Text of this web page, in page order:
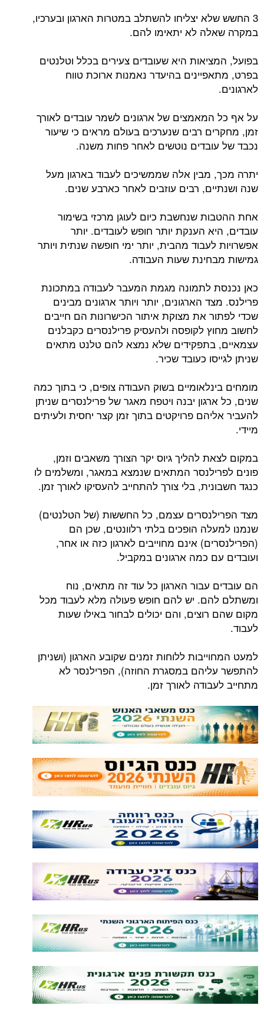
3 החשש שלא יצליחו להשתלב במטרות הארגון ובערכיו,
במקרה שאלה לא יתאימו להם.
בפועל, המציאות היא שעובדים צעירים בכלל וטלנטים
בפרט, מתאפיינים בהיעדר נאמנות ארוכת טווח
לארגונים.
על אף כל המאמצים של ארגונים לשמר עובדים לאורך
זמן, מחקרים רבים שנערכים בעולם מראים כי שיעור
נכבד של עובדים נוטשים לאחר פחות משנה.
יתרה מכך, מבין אלה שממשיכים לעבוד בארגון מעל
שנה ושנתיים, רבים עוזבים לאחר כארבע שנים.
אחת ההטבות שנחשבת כיום לעוגן מרכזי בשימור
עובדים, היא הענקת יותר חופש לעובדים. יותר
אפשרויות לעבוד מהבית, יותר ימי חופשה שנתית ויותר
גמישות מבחינת שעות העבודה.
כאן נכנסת לתמונה מגמת המעבר לעבודה במתכונת
פרילנס. מצד הארגונים, יותר ויותר ארגונים מבינים
שכדי לפתור את מצוקת איתור הכישרונות הם חייבים
לחשוב מחוץ לקופסה ולהעסיק פרילנסרים כקבלנים
עצמאיים, בתפקידים שלא נמצא להם טלנט מתאים
שניתן לגייסו כעובד שכיר.
מומחים בינלאומיים בשוק העבודה צופים, כי בתוך כמה
שנים, כל ארגון יבנה ויטפח מאגר של פרילנסרים שניתן
להעביר אליהם פרויקטים בתוך זמן קצר יחסית ולעיתים
מיידי.
במקום לצאת להליך גיוס יקר הצורך משאבים וזמן,
פונים לפרילנסר המתאים שנמצא במאגר, ומשלמים לו
כנגד חשבונית, בלי צורך להתחייב להעסיקו לאורך זמן.
מצד הפרילנסרים עצמם, כל החששות (של הטלנטים)
שנמנו למעלה הופכים בלתי רלוונטים, שכן הם
(הפרילנסרים) אינם מחוייבים לארגון כזה או אחר,
ועובדים עם כמה ארגונים במקביל.
הם עובדים עבור הארגון כל עוד זה מתאים, נוח
ומשתלם להם. יש להם חופש פעולה מלא לעבוד מכל
מקום שהם רוצים, והם יכולים לבחור באילו שעות
לעבוד.
למעט המחוייבות ללוחות זמנים שקובע הארגון (ושניתן
להתפשר עליהם במסגרת החוזה), הפרילנסר לא
מתחייב לעבודה לאורך זמן.